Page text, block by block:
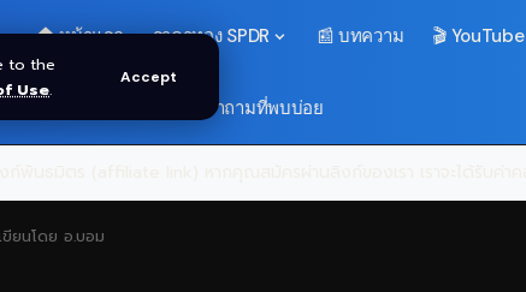
to the
Use.
Accept
🏠 หน้าแรก ราคาทอง SPDR 📰 บทความ 🎬 YouTube
❓ คำถามที่พบบ่อย
ขียนโดย อ.บอม